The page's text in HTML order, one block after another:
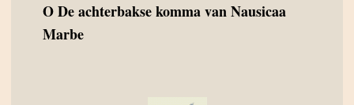
ODe achterbakse komma van Nausicaa
Marbe